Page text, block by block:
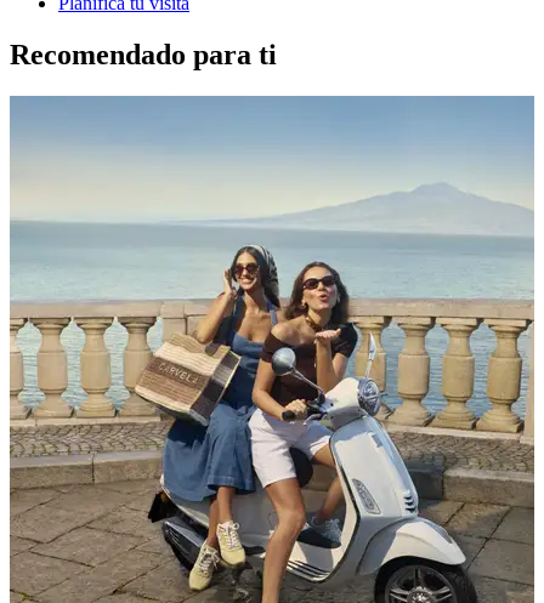
Recomendado para ti